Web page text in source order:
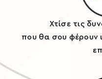
Χτίσε τις
που θα σου φέρουν